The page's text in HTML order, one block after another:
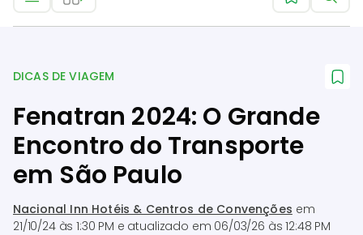
DICAS DE VIAGEM
Fenatran 2024: O Grande
Encontro do Transporte
em São Paulo
Nacional Inn Hotéis & Centros de Convenções em
21/10/24 às 1:30 PM e atualizado em 06/03/26 às 12:48 PM